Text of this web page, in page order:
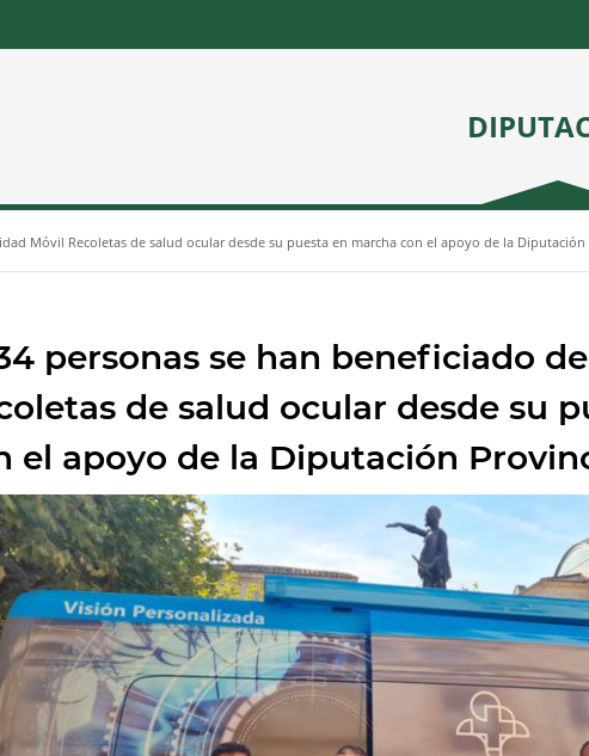
Móvil Recoletas de salud ocular desde su puesta en marcha con el apoyo de la
personas se han beneficiado
de salud ocular desde su
el apoyo de la Diputación